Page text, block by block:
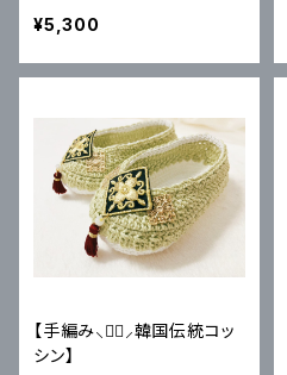
¥5,300
【手編み⸜♥⃜⸝韓国伝統コッ
シン】